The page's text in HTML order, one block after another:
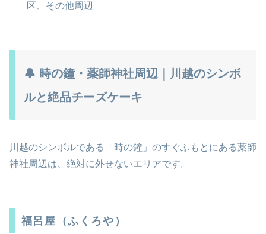
区、その他周辺
🔔 時の鐘・薬師神社周辺｜川越のシンボ
ルと絶品チーズケーキ
川越のシンボルである「時の鐘」のすぐふもとにある薬師
神社周辺は、絶対に外せないエリアです。
福呂屋（ふくろや）